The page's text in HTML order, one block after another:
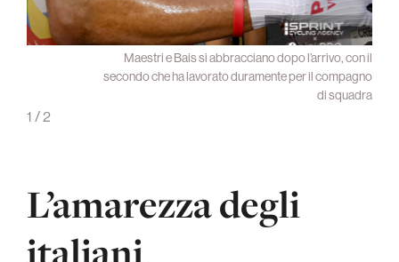
Maestri e Bais si abbracciano dopo l’arrivo, con il
secondo che ha lavorato duramente per il compagno
di squadra
1 /2
L’amarezza degli